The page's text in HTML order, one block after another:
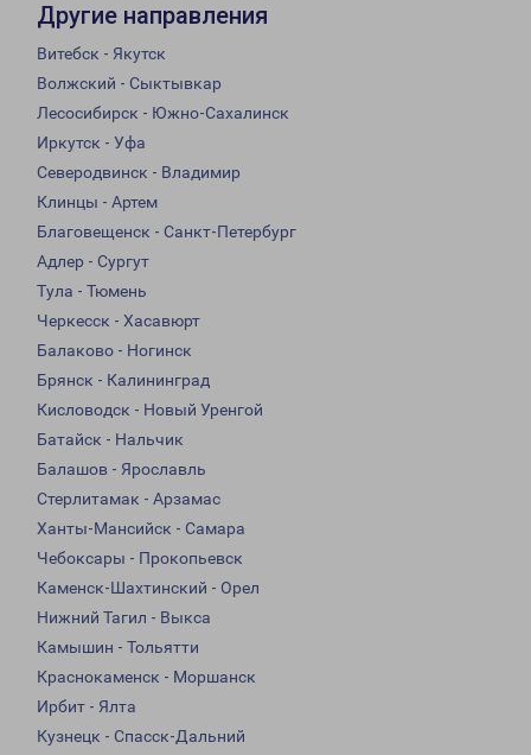
Другие направления
Витебск - Якутск
Волжский - Сыктывкар
Лесосибирск - Южно-Сахалинск
Иркутск - Уфа
Северодвинск - Владимир
Клинцы - Артем
Благовещенск - Санкт-Петербург
Адлер - Сургут
Тула - Тюмень
Черкесск - Хасавюрт
Балаково - Ногинск
Брянск - Калининград
Кисловодск - Новый Уренгой
Батайск - Нальчик
Балашов - Ярославль
Стерлитамак - Арзамас
Ханты-Мансийск - Самара
Чебоксары - Прокопьевск
Каменск-Шахтинский - Орел
Нижний Тагил - Выкса
Камышин - Тольятти
Краснокаменск - Моршанск
Ирбит - Ялта
Кузнецк - Спасск-Дальний